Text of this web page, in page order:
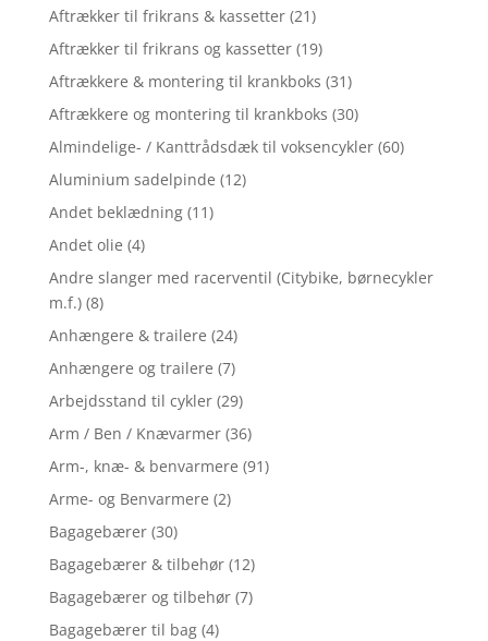
Aftrækker til frikrans & kassetter (21)
Aftrækker til frikrans og kassetter (19)
Aftrækkere & montering til krankboks (31)
Aftrækkere og montering til krankboks (30)
Almindelige- / Kanttrådsdæk til voksencykler (60)
Aluminium sadelpinde (12)
Andet beklædning (11)
Andet olie (4)
Andre slanger med racerventil (Citybike, børnecykler
m.f.) (8)
Anhængere & trailere (24)
Anhængere og trailere (7)
Arbejdsstand til cykler (29)
Arm / Ben / Knævarmer (36)
Arm-, knæ- & benvarmere (91)
Arme- og Benvarmere (2)
Bagagebærer (30)
Bagagebærer & tilbehør (12)
Bagagebærer og tilbehør (7)
Bagagebærer til bag (4)